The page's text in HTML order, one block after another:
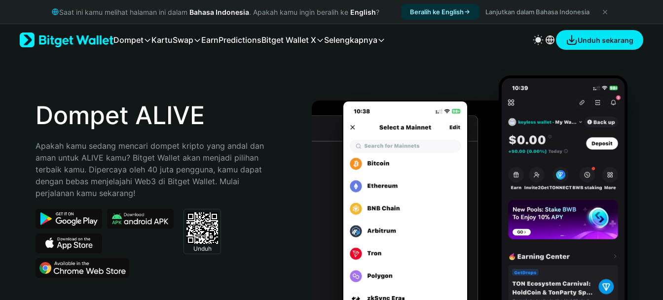
Русский
Bahasa Indonesia
Español (Argentina)
Saat ini kamu melihat halaman ini dalam Bahasa Indonesia. Apakah kamu ingin beralih ke English? Beralih ke English Lanjutkan dalam Bahasa Indonesia
Dompet KartuSwap EarnPredictionsBitget Wallet X Selengkapnya Unduh sekarang
Dompet ALIVE
Apakah kamu sedang mencari dompet kripto yang andal dan
aman untuk ALIVE kamu? Bitget Wallet akan menjadi pilihan
terbaik kamu. Dipercaya oleh 40 juta pengguna, kamu dapat
dengan bebas menjelajahi Web3 di Bitget Wallet. Mulai
perjalanan kamu sekarang!
Unduh